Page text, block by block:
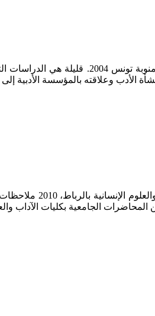
العادل خضر، الأدب عند العرب مقاربة
الأدب وعلاقته بالمؤسسة الأدبية
محمد حبيدة، تاريخ
الجامعية بكليات الآداب